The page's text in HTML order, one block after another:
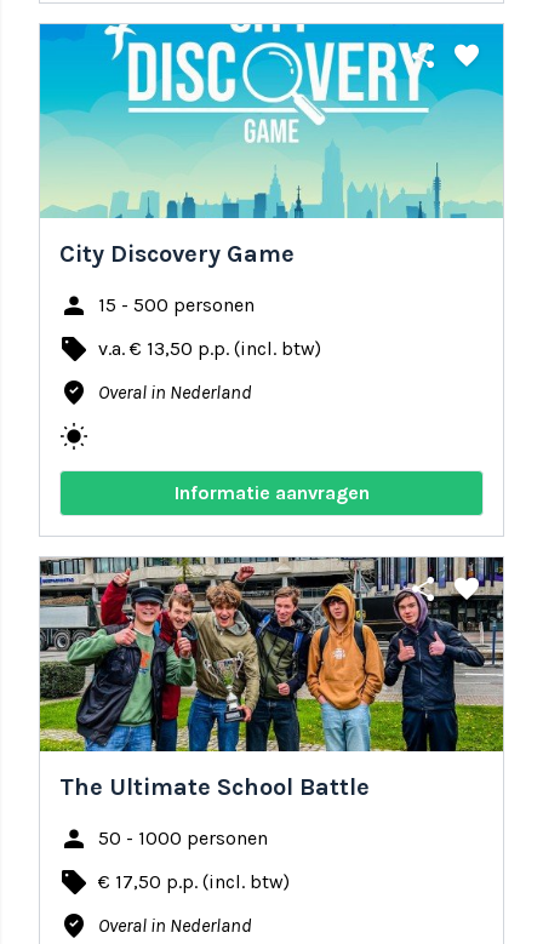
share favorite
City Discovery Game
person 15 - 500 personen
local_offer v.a. € 13,50 p.p. (incl. btw)
where_to_vote Overal in Nederland
wb_sunny
Informatie aanvragen
share favorite
The Ultimate School Battle
person 50 - 1000 personen
local_offer € 17,50 p.p. (incl. btw)
where_to_vote Overal in Nederland